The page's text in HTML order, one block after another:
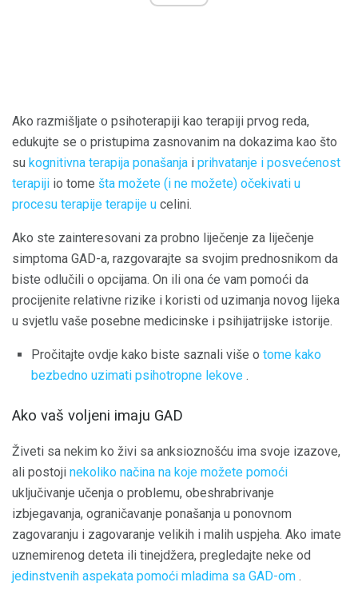
Ako razmišljate o psihoterapiji kao terapiji prvog reda,
edukujte se o pristupima zasnovanim na dokazima kao što
su kognitivna terapija ponašanja i prihvatanje i posvećenost
terapiji io tome šta možete (i ne možete) očekivati ​​u
procesu terapije terapije u celini.
Ako ste zainteresovani za probno liječenje za liječenje
simptoma GAD-a, razgovarajte sa svojim prednosnikom da
biste odlučili o opcijama. On ili ona će vam pomoći da
procijenite relativne rizike i koristi od uzimanja novog lijeka
u svjetlu vaše posebne medicinske i psihijatrijske istorije.
Pročitajte ovdje kako biste saznali više o tome kako
bezbedno uzimati psihotropne lekove .
Ako vaš voljeni imaju GAD
Živeti sa nekim ko živi sa anksioznošću ima svoje izazove,
ali postoji nekoliko načina na koje možete pomoći
uključivanje učenja o problemu, obeshrabrivanje
izbjegavanja, ograničavanje ponašanja u ponovnom
zagovaranju i zagovaranje velikih i malih uspjeha. Ako imate
uznemirenog deteta ili tinejdžera, pregledajte neke od
jedinstvenih aspekata pomoći mladima sa GAD-om .